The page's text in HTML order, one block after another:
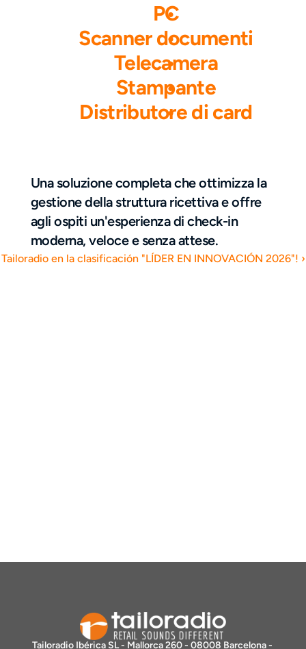
PC
Scanner documenti
Telecamera
Stampante
Distributore di card
Una soluzione completa che ottimizza la
gestione della struttura ricettiva e offre
agli ospiti un'esperienza di check-in
moderna, veloce e senza attese.
Tailoradio en la clasificación "LÍDER EN INNOVACIÓN 2026"! ›